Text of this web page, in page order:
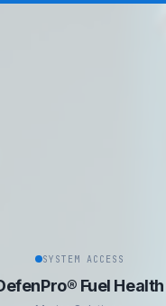
SYSTEM ACCESS
Fuel Health